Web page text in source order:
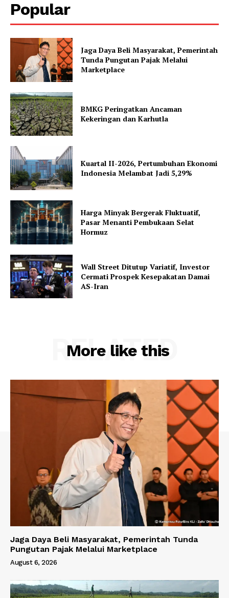
Popular
Jaga Daya Beli Masyarakat, Pemerintah
Tunda Pungutan Pajak Melalui
Marketplace
BMKG Peringatkan Ancaman
Kekeringan dan Karhutla
Kuartal II-2026, Pertumbuhan Ekonomi
Indonesia Melambat Jadi 5,29%
Harga Minyak Bergerak Fluktuatif,
Pasar Menanti Pembukaan Selat
Hormuz
Wall Street Ditutup Variatif, Investor
Cermati Prospek Kesepakatan Damai
AS-Iran
More like this
RELATED
Jaga Daya Beli Masyarakat, Pemerintah Tunda
Pungutan Pajak Melalui Marketplace
August 6, 2026